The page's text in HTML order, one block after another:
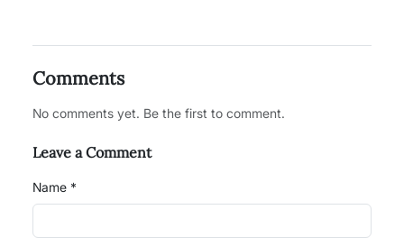
Comments
No comments yet. Be the first to comment.
Leave a Comment
Name *